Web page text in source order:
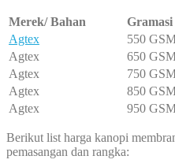
Merek/ Bahan Gramasi
Agtex
550
Agtex
650
Agtex
750
Agtex
850
Agtex
950
Berikut list harga kanopi
pemasangan dan rangka: